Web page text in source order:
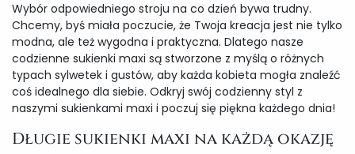
Wybór odpowiedniego stroju na co dzień bywa trudny.
Chcemy, byś miała poczucie, że Twoja kreacja jest nie tylko
modna, ale też wygodna i praktyczna. Dlatego nasze
codzienne sukienki maxi są stworzone z myślą o różnych
typach sylwetek i gustów, aby każda kobieta mogła znaleźć
coś idealnego dla siebie. Odkryj swój codzienny styl z
naszymi sukienkami maxi i poczuj się piękna każdego dnia!
Długie sukienki maxi na każdą okazję